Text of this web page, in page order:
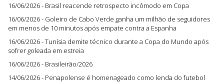
16/06/2026 - Brasil reacende retrospecto incômodo em Copa
16/06/2026 - Goleiro de Cabo Verde ganha um milhão de seguidores
em menos de 10 minutos após empate contra a Espanha
16/06/2026 - Tunísia demite técnico durante a Copa do Mundo após
sofrer goleada em estreia
16/06/2026 - Brasileirão/2026
14/06/2026 - Penapolense é homenageado como lenda do futebol